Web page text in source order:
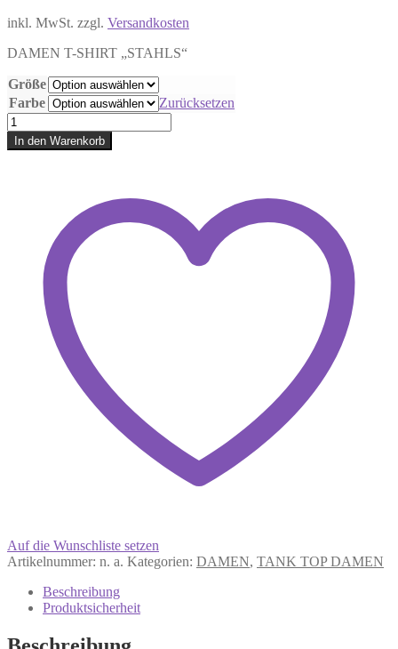
inkl. MwSt. zzgl. Versandkosten
DAMEN T-SHIRT „STAHLS“
Größe
Farbe
Zurücksetzen
Softstyle®
G64200L
Women
In den Warenkorb
Auf die Wunschliste setzen
Artikelnummer: n. a. Kategorien: DAMEN, TANK TOP DAMEN
Beschreibung
Produktsicherheit